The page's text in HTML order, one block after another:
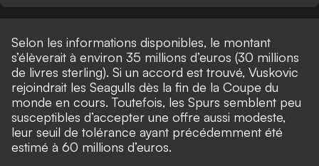
Selon les informations disponibles, le montant
s’élèverait à environ 35 millions d’euros (30 millions
de livres sterling). Si un accord est trouvé, Vuskovic
rejoindrait les Seagulls dès la fin de la Coupe du
monde en cours. Toutefois, les Spurs semblent peu
susceptibles d’accepter une offre aussi modeste,
leur seuil de tolérance ayant précédemment été
estimé à 60 millions d’euros.